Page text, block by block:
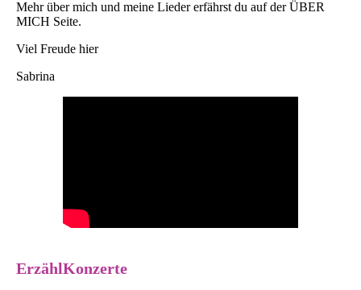
Mehr über mich und meine Lieder erfährst du auf der ÜBER
MICH Seite.
Viel Freude hier
Sabrina
ErzählKonzerte